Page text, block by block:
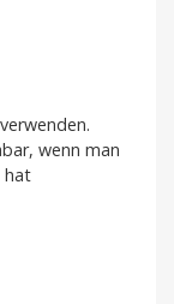
wenn man
hat